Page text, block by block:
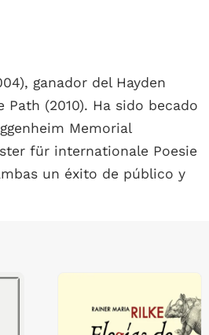
ganador del Hayden
(2010). Ha sido becado
Memorial
für internationale Poesie
un éxito de público y